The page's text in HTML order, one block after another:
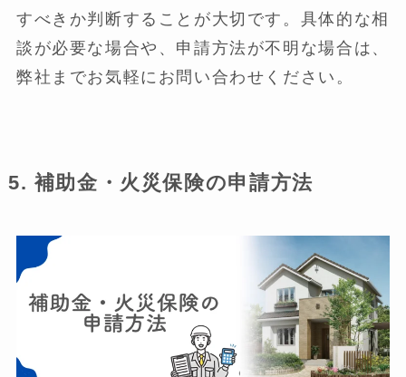
すべきか判断することが大切です。具体的な相
談が必要な場合や、申請方法が不明な場合は、
弊社までお気軽にお問い合わせください。
5. 補助金・火災保険の申請方法